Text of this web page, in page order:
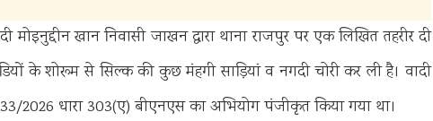
खान निवासी जाखन द्वारा थाना राजपुर पर एक लिखित तहरीर दी
के शोरूम से सिल्क की कुछ मंहगी साड़ियां व नगदी चोरी कर ली है। वादी
2026 धारा 303(ए) बीएनएस का अभियोग पंजीकृत किया गया था।